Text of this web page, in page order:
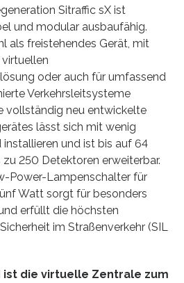
Sitraffic sX ist
und modular ausbaufähig.
als freistehendes Gerät, mit
oder auch für umfassend
Verkehrsleitsysteme
vollständig neu entwickelte
lässt sich mit wenig
und ist bis auf 64
250 Detektoren erweiterbar.
Power-Lampenschalter für
Watt sorgt für besonders
erfüllt die höchsten
im Straßenverkehr (SIL
ist die virtuelle Zentrale zum